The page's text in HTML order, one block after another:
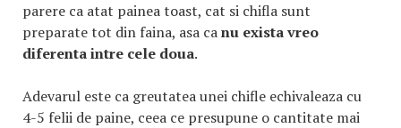
parere ca atat painea toast, cat si chifla sunt
preparate tot din faina, asa canu exista vreo
diferenta intre cele doua.
Adevarul este ca greutatea unei chifle echivaleaza cu
4-5 felii de paine, ceea ce presupune o cantitate mai